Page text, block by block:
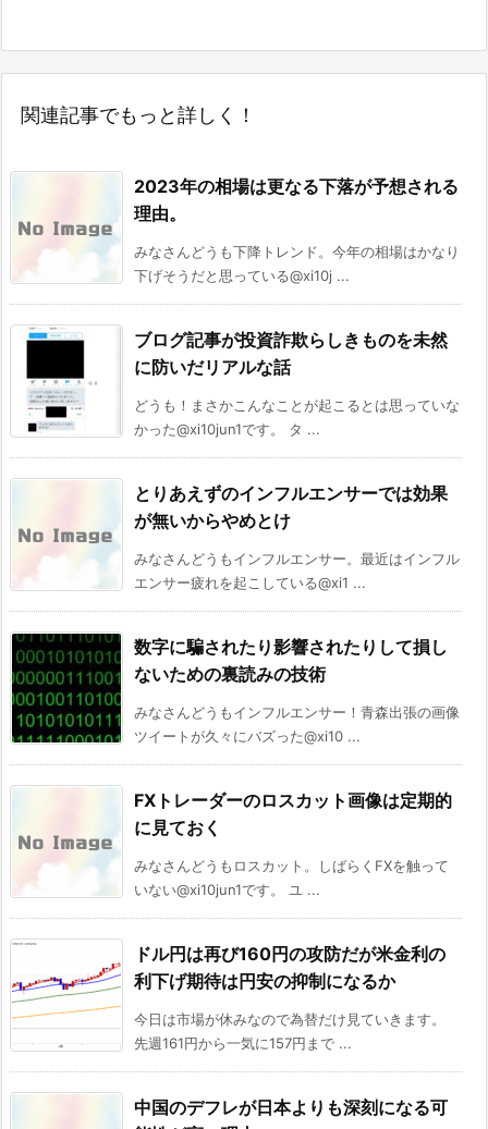
関連記事でもっと詳しく！
2023年の相場は更なる下落が予想される
理由。
みなさんどうも下降トレンド。今年の相場はかなり
下げそうだと思っている@xi10j ...
ブログ記事が投資詐欺らしきものを未然
に防いだリアルな話
どうも！まさかこんなことが起こるとは思っていな
かった@xi10jun1です。 タ ...
とりあえずのインフルエンサーでは効果
が無いからやめとけ
みなさんどうもインフルエンサー。最近はインフル
エンサー疲れを起こしている@xi1 ...
数字に騙されたり影響されたりして損し
ないための裏読みの技術
みなさんどうもインフルエンサー！青森出張の画像
ツイートが久々にバズった@xi10 ...
FXトレーダーのロスカット画像は定期的
に見ておく
みなさんどうもロスカット。しばらくFXを触って
いない@xi10jun1です。 ユ ...
ドル円は再び160円の攻防だが米金利の
利下げ期待は円安の抑制になるか
今日は市場が休みなので為替だけ見ていきます。
先週161円から一気に157円まで ...
中国のデフレが日本よりも深刻になる可